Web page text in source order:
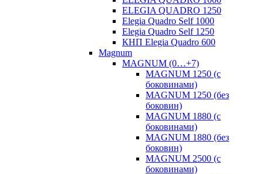
ELEGIA QUADRO 1250
Elegia Quadro Self 1000
Elegia Quadro Self 1250
КНП Elegia Quadro 600
Magnum
MAGNUM (0…+7)
MAGNUM 1250 (с
боковинами)
MAGNUM 1250 (без
боковин)
MAGNUM 1880 (с
боковинами)
MAGNUM 1880 (без
боковин)
MAGNUM 2500 (с
боковинами)